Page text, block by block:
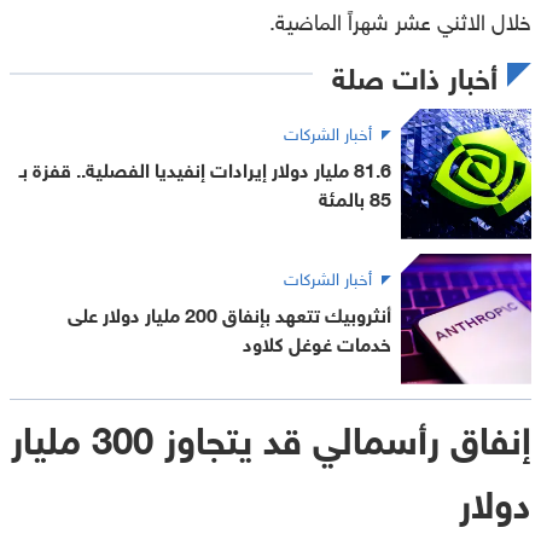
خلال الاثني عشر شهراً الماضية.
أخبار ذات صلة
أخبار الشركات
81.6 مليار دولار إيرادات إنفيديا الفصلية.. قفزة بـ
85 بالمئة
أخبار الشركات
أنثروبيك تتعهد بإنفاق 200 مليار دولار على
خدمات غوغل كلاود
إنفاق رأسمالي قد يتجاوز 300 مليار
دولار